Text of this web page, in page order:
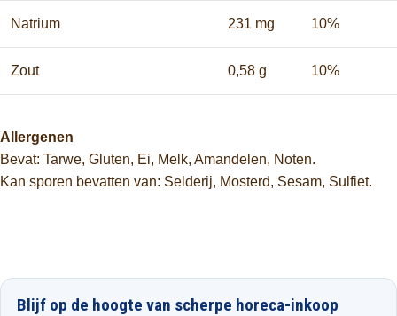
Natrium 231 mg 10%
Zout 0,58 g 10%
Allergenen
Bevat: Tarwe, Gluten, Ei, Melk, Amandelen, Noten.
Kan sporen bevatten van: Selderij, Mosterd, Sesam, Sulfiet.
Blijf op de hoogte van scherpe horeca-inkoop